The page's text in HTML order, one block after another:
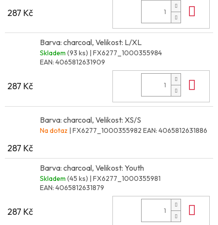
287 Kč
Barva: charcoal, Velikost: L/XL
Skladem (93 ks) | FX6277_1000355984
EAN: 4065812631909
287 Kč
Barva: charcoal, Velikost: XS/S
Na dotaz | FX6277_1000355982 EAN: 4065812631886
287 Kč
Barva: charcoal, Velikost: Youth
Skladem (45 ks) | FX6277_1000355981
EAN: 4065812631879
287 Kč